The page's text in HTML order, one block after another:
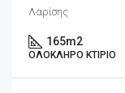
Λαρίσης
165m2
ΟΛΌΚΛΗΡΟ ΚΤΊΡΙΟ